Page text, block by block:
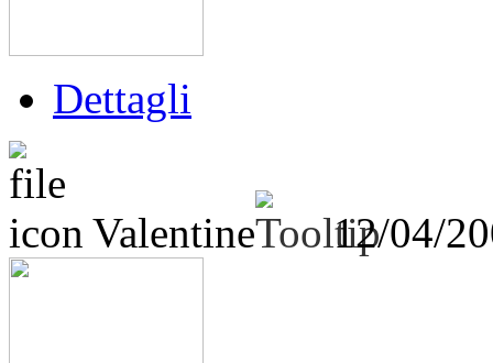
Dettagli
Valentine 12/04/